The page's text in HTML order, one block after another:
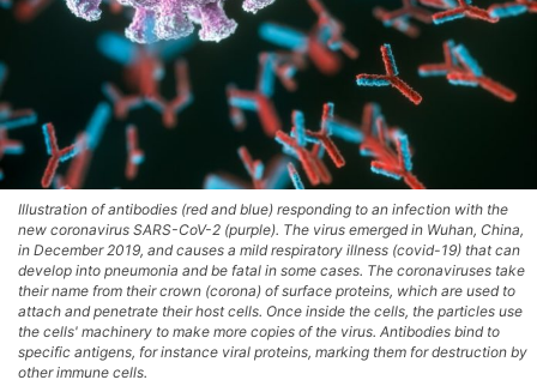
Illustration of antibodies (red and blue) responding to an infection with the
new coronavirus SARS-CoV-2 (purple). The virus emerged in Wuhan, China,
in December 2019, and causes a mild respiratory illness (covid-19) that can
develop into pneumonia and be fatal in some cases. The coronaviruses take
their name from their crown (corona) of surface proteins, which are used to
attach and penetrate their host cells. Once inside the cells, the particles use
the cells' machinery to make more copies of the virus. Antibodies bind to
specific antigens, for instance viral proteins, marking them for destruction by
other immune cells.